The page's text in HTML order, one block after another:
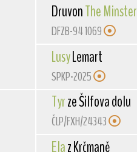
DruvonThe Minster
DFZB-94 1069
LusyLemart
SPKP-2025
Tyrze Šilfova dolu
ČLP/FXH/24343
Elaz Krčmaně